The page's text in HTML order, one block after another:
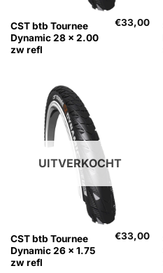
CST btb Tournee
Dynamic 28 x 2.00
zw refl
€33,00
UITVERKOCHT
CST btb Tournee
Dynamic 26 x 1.75
zw refl
€33,00